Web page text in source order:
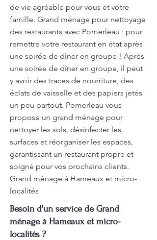
de vie agréable pour vous et votre
famille. Grand ménage pour nettoyage
des restaurants avec Pomerleau : pour
remettre votre restaurant en état après
une soirée de dîner en groupe ! Après
une soirée de dîner en groupe, il peut
y avoir des traces de nourriture, des
éclats de vaisselle et des papiers jetés
un peu partout. Pomerleau vous
propose un grand ménage pour
nettoyer les sols, désinfecter les
surfaces et réorganiser les espaces,
garantissant un restaurant propre et
soigné pour vos prochains clients.
Grand ménage à Hameaux et micro-
localités
Besoin d'un service de Grand
ménage à Hameaux et micro-
localités ?